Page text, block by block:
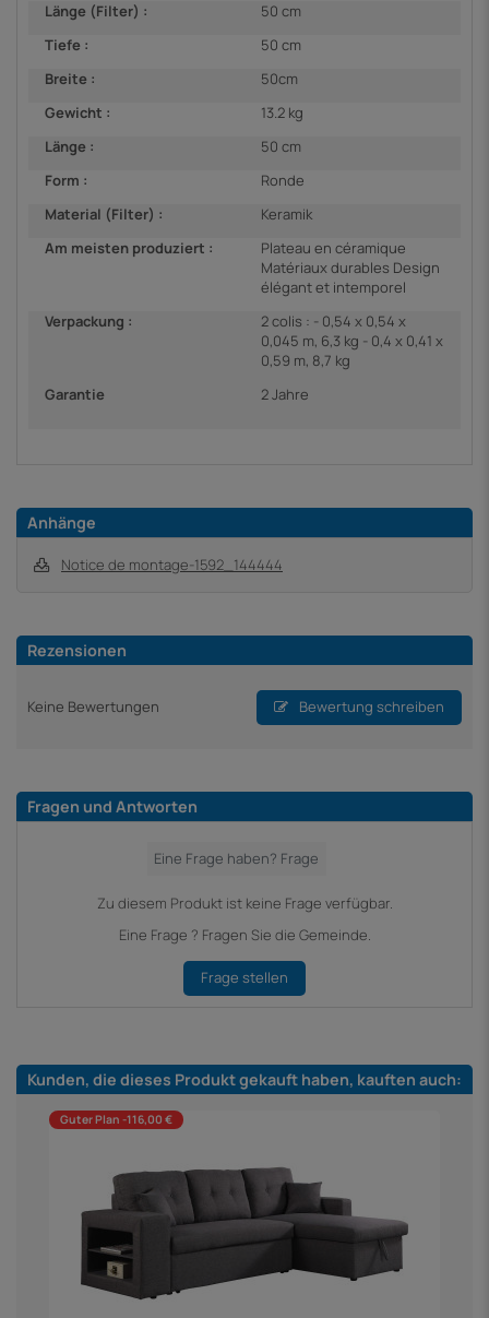
Länge (Filter) :
50 cm
Tiefe :
50 cm
Breite :
50cm
Gewicht :
13.2 kg
Länge :
50 cm
Form :
Ronde
Material (Filter) :
Keramik
Am meisten produziert :
Plateau en céramique
Matériaux durables Design
élégant et intemporel
Verpackung :
2 colis : - 0,54 x 0,54 x
0,045 m, 6,3 kg - 0,4 x 0,41 x
0,59 m, 8,7 kg
Garantie
2 Jahre
Anhänge
Notice de montage-1592_144444
Rezensionen
Keine Bewertungen Bewertung schreiben
Fragen und Antworten
Zu diesem Produkt ist keine Frage verfügbar.
Eine Frage ? Fragen Sie die Gemeinde.
Frage stellen
Kunden, die dieses Produkt gekauft haben, kauften auch:
Guter Plan -116,00 €